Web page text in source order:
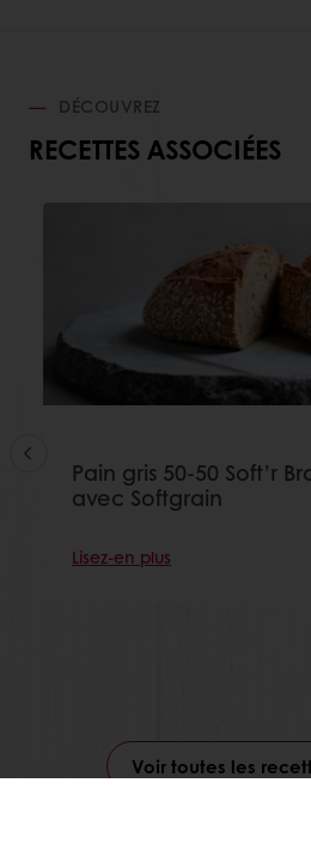
DÉCOUVREZ
RECETTES ASSOCIÉES
Pain gris 50-50 Soft’r
avec Softgrain
Lisez-en plus
Voir toutes les